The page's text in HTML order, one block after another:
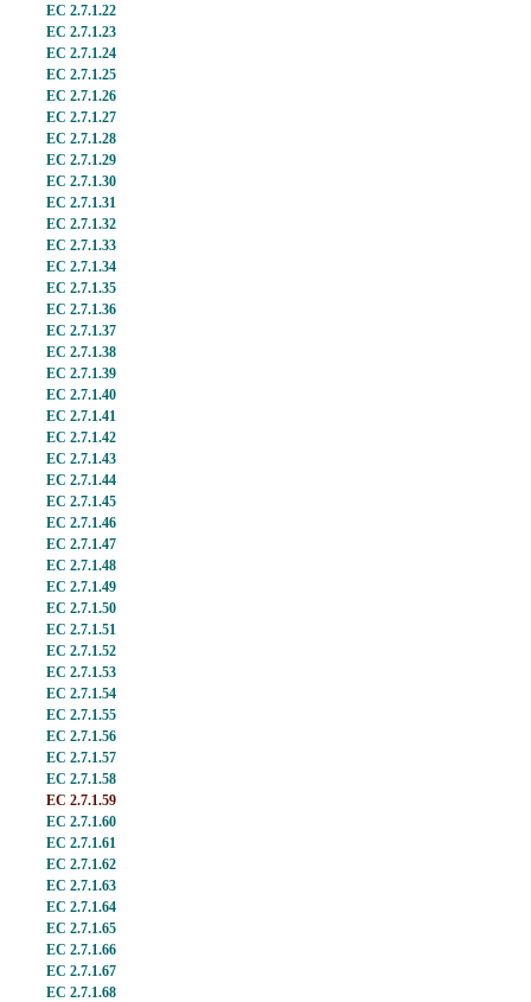
EC 2.7.1.22
EC 2.7.1.23
EC 2.7.1.24
EC 2.7.1.25
EC 2.7.1.26
EC 2.7.1.27
EC 2.7.1.28
EC 2.7.1.29
EC 2.7.1.30
EC 2.7.1.31
EC 2.7.1.32
EC 2.7.1.33
EC 2.7.1.34
EC 2.7.1.35
EC 2.7.1.36
EC 2.7.1.37
EC 2.7.1.38
EC 2.7.1.39
EC 2.7.1.40
EC 2.7.1.41
EC 2.7.1.42
EC 2.7.1.43
EC 2.7.1.44
EC 2.7.1.45
EC 2.7.1.46
EC 2.7.1.47
EC 2.7.1.48
EC 2.7.1.49
EC 2.7.1.50
EC 2.7.1.51
EC 2.7.1.52
EC 2.7.1.53
EC 2.7.1.54
EC 2.7.1.55
EC 2.7.1.56
EC 2.7.1.57
EC 2.7.1.58
EC 2.7.1.59
EC 2.7.1.60
EC 2.7.1.61
EC 2.7.1.62
EC 2.7.1.63
EC 2.7.1.64
EC 2.7.1.65
EC 2.7.1.66
EC 2.7.1.67
EC 2.7.1.68